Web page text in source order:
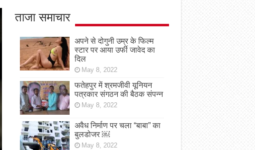
ताजा समाचार
अपने से दोगुनी उम्र के फिल्म
स्टार पर आया उर्फी जावेद का
दिल
May 8, 2022
फतेहपुर में श्रमजीवी यूनियन
पत्रकार संगठन की बैठक संपन्न
May 8, 2022
अवैध निर्माण पर चला “बाबा” का
बुलडोजर ￼
May 8, 2022